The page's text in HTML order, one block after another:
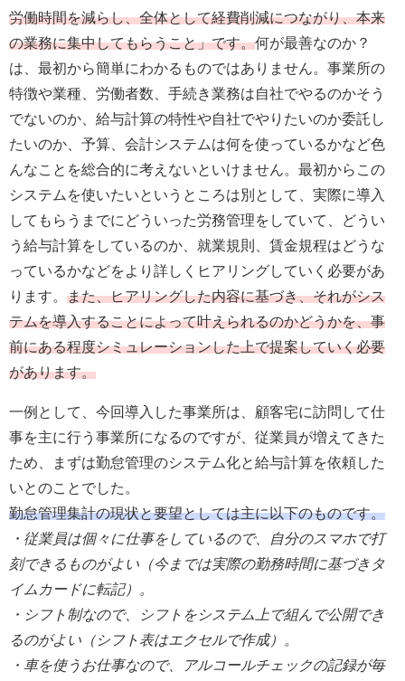
労働時間を減らし、全体として経費削減につながり、本来
の業務に集中してもらうこと」です。何が最善なのか？
は、最初から簡単にわかるものではありません。事業所の
特徴や業種、労働者数、手続き業務は自社でやるのかそう
でないのか、給与計算の特性や自社でやりたいのか委託し
たいのか、予算、会計システムは何を使っているかなど色
んなことを総合的に考えないといけません。最初からこの
システムを使いたいというところは別として、実際に導入
してもらうまでにどういった労務管理をしていて、どうい
う給与計算をしているのか、就業規則、賃金規程はどうな
っているかなどをより詳しくヒアリングしていく必要があ
ります。 また、ヒアリングした内容に基づき、それがシス
テムを導入することによって叶えられるのかどうかを、事
前にある程度シミュレーションした上で提案していく必要
があります。
一例として、今回導入した事業所は、顧客宅に訪問して仕
事を主に行う事業所になるのですが、従業員が増えてきた
ため、まずは勤怠管理のシステム化と給与計算を依頼した
いとのことでした。
勤怠管理集計の現状と要望としては主に以下のものです。
・従業員は個々に仕事をしているので、自分のスマホで打
刻できるものがよい（今までは実際の勤務時間に基づきタ
イムカードに転記）。
・シフト制なので、シフトをシステム上で組んで公開でき
るのがよい（シフト表はエクセルで作成）。
・車を使うお仕事なので、アルコールチェックの記録が毎